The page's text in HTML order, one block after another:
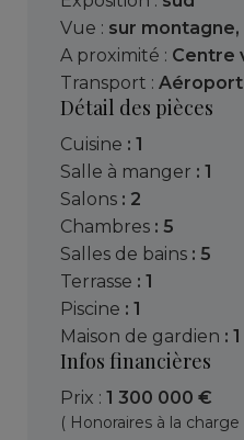
Vue : sur montagne,
A proximité : Centre
Transport : Aéroport
Détail des pièces
cuisine : 1
salle à manger : 1
salons : 2
chambres : 5
salles de bains : 5
terrasse : 1
piscine : 1
maison de gardien : 1
Infos financières
Prix : 1 300 000 €
( Honoraires à la